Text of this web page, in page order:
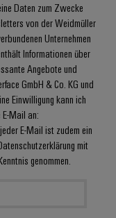
Daten zum Zwecke
von der Weidmüller
Unternehmen
Informationen über
Angebote und
GmbH & Co. KG und
Einwilligung kann ich
Mail an:
E-Mail ist zudem ein
mit
genommen.